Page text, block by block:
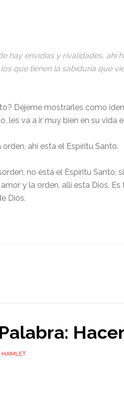
hay envidias y rivalidades, ahí
que tienen la sabiduría que
Déjeme mostrarles como
les va a ir muy bien en su vida
ahí esta el Espíritu Santo.
no está el Espíritu Santo,
y la orden, allí esta Dios.
Dios.
HAMLET